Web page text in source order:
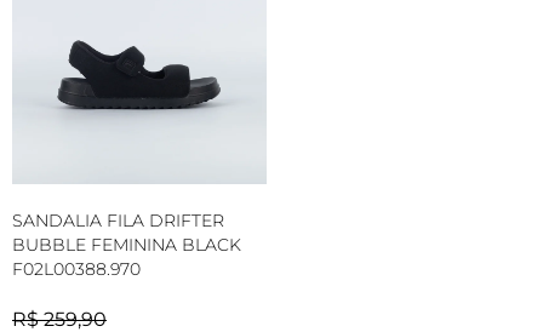
SANDALIA FILA DRIFTER
BUBBLE FEMININA BLACK
F02L00388.970
R$ 259,90